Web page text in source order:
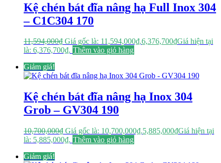
Kệ chén bát đĩa nâng hạ Full Inox 304
– C1C304 170
11,594,000₫ Giá gốc là: 11,594,000₫.6,376,700₫Giá hiện tại
là: 6,376,700₫. Thêm vào giỏ hàng
Giảm giá!
Kệ chén bát đĩa nâng hạ Inox 304
Grob – GV304 190
10,700,000₫ Giá gốc là: 10,700,000₫.5,885,000₫Giá hiện tại
là: 5,885,000₫. Thêm vào giỏ hàng
Giảm giá!